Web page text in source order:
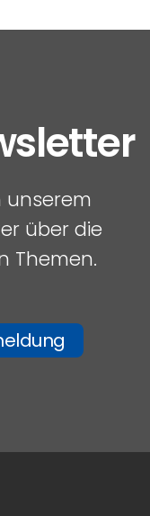
unserem
über die
Themen.